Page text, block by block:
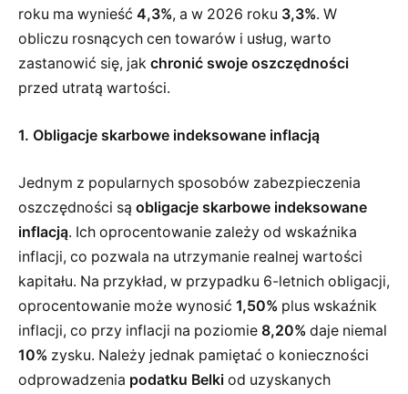
roku ma wynieść 4,3%, a w 2026 roku 3,3%. W
obliczu rosnących cen towarów i usług, warto
zastanowić się, jak chronić swoje oszczędności
przed utratą wartości.
1. Obligacje skarbowe indeksowane inflacją
Jednym z popularnych sposobów zabezpieczenia
oszczędności są obligacje skarbowe indeksowane
inflacją. Ich oprocentowanie zależy od wskaźnika
inflacji, co pozwala na utrzymanie realnej wartości
kapitału. Na przykład, w przypadku 6-letnich obligacji,
oprocentowanie może wynosić 1,50% plus wskaźnik
inflacji, co przy inflacji na poziomie 8,20% daje niemal
10% zysku. Należy jednak pamiętać o konieczności
odprowadzenia podatku Belki od uzyskanych